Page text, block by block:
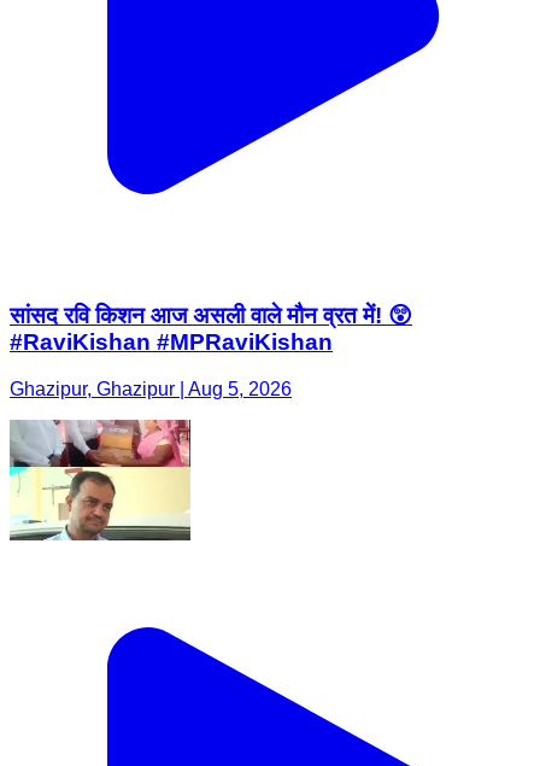
सांसद रवि किशन आज असली वाले मौन व्रत में! 😲
#RaviKishan #MPRaviKishan
Ghazipur, Ghazipur | Aug 5, 2026